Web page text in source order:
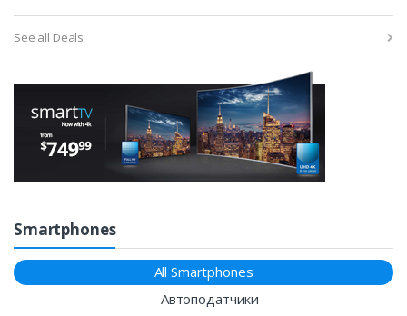
See all Deals
Smartphones
All Smartphones
Автоподатчики